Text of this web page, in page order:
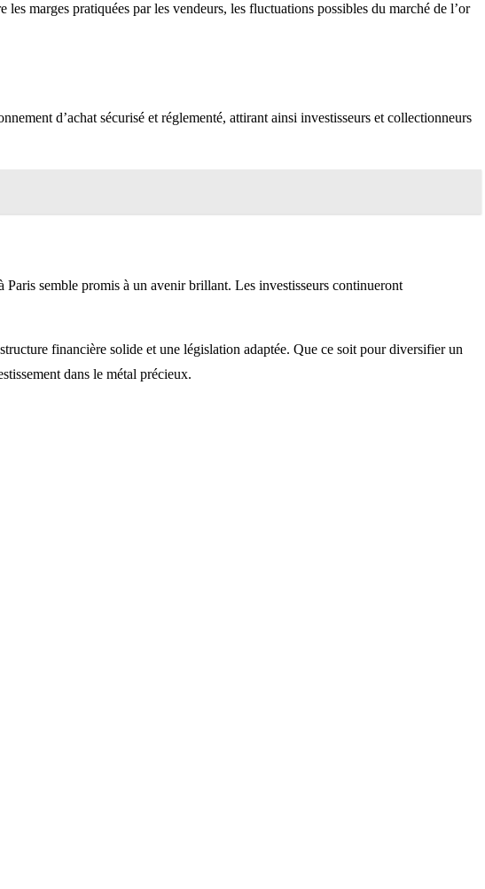
marges pratiquées par les vendeurs, les fluctuations possibles du marché de l’or
d’achat sécurisé et réglementé, attirant ainsi investisseurs et collectionneurs
Paris semble promis à un avenir brillant. Les investisseurs continueront
financière solide et une législation adaptée. Que ce soit pour diversifier un
dans le métal précieux.